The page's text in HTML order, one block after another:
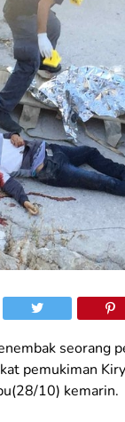
seorang
pemukiman
10) kemarin.